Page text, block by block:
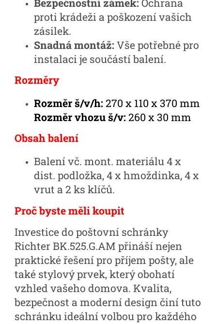
Bezpečnostní zámek: Ochrana
proti krádeži a poškození vašich
zásilek.
Snadná montáž: Vše potřebné pro
instalaci je součástí balení.
Rozměry
Rozměr š/v/h: 270 x 110 x 370 mm
Rozměr vhozu š/v: 260 x 30 mm
Obsah balení
Balení vč. mont. materiálu 4 x
dist. podložka, 4 x hmoždinka, 4 x
vrut a 2 ks klíčů.
Proč byste měli koupit
Investice do poštovní schránky
Richter BK.525.G.AM přináší nejen
praktické řešení pro příjem pošty, ale
také stylový prvek, který obohatí
vzhled vašeho domova. Kvalita,
bezpečnost a moderní design činí tuto
schránku ideální volbou pro každého